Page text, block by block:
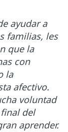
ayudar a
familias, les
que la
con
la
afectivo.
voluntad
del
aprender.